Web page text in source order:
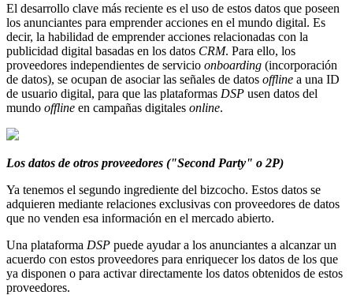
El desarrollo clave más reciente es el uso de estos datos que poseen
los anunciantes para emprender acciones en el mundo digital. Es
decir, la habilidad de emprender acciones relacionadas con la
publicidad digital basadas en los datos CRM. Para ello, los
proveedores independientes de servicio onboarding (incorporación
de datos), se ocupan de asociar las señales de datos offline a una ID
de usuario digital, para que las plataformas DSP usen datos del
mundo offline en campañas digitales online.
Los datos de otros proveedores ("Second Party" o 2P)
Ya tenemos el segundo ingrediente del bizcocho. Estos datos se
adquieren mediante relaciones exclusivas con proveedores de datos
que no venden esa información en el mercado abierto.
Una plataforma DSP puede ayudar a los anunciantes a alcanzar un
acuerdo con estos proveedores para enriquecer los datos de los que
ya disponen o para activar directamente los datos obtenidos de estos
proveedores.